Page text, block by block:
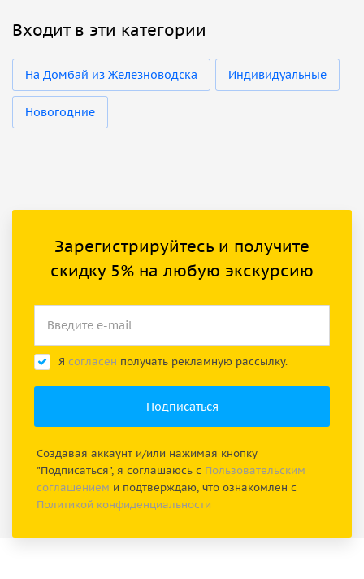
Входит в эти категории
На Домбай из Железноводска Индивидуальные
Новогодние
Зарегистрируйтесь и получите
скидку 5% на любую экскурсию
Я согласен получать рекламную рассылку.
Создавая аккаунт и/или нажимая кнопку
"Подписаться", я соглашаюсь с Пользовательским
соглашением и подтверждаю, что ознакомлен с
Политикой конфиденциальности